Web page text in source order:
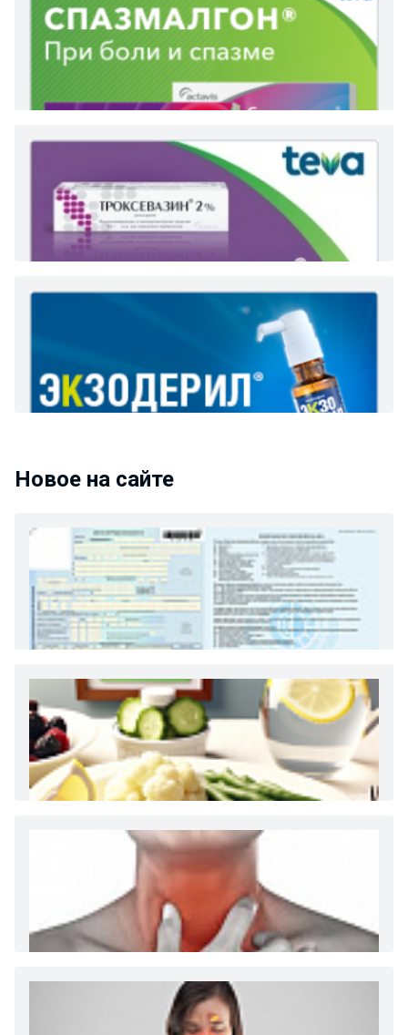
Новое на сайте
Как и сколько денег можно получить по
Диета 7 стол при заболеваниях почек (острый и